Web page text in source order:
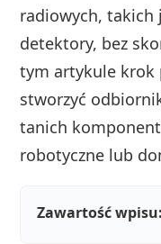
radiowych, takich
detektory, bez
tym artykule krok
stworzyć
tanich
robotyczne lub
Zawartość wpisu: